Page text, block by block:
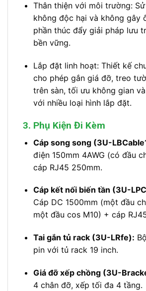
Thân thiện với môi trường:
không độc hại và không gây
phần thúc đẩy giải pháp lưu
bền vững.
Lắp đặt linh hoạt: Thiết kế
cho phép gắn giá đỡ, treo
trên sàn, tối ưu không gian
với nhiều loại hình lắp đặt.
3. Phụ Kiện Đi Kèm
Cáp song song (3U-
điện 150mm 4AWG (có đầu
cáp RJ45 250mm.
Cáp kết nối biến tần (3U-
Cáp DC 1500mm (một đầu
một đầu cos M10) + cáp
Tai gắn tủ rack (3U-LRfe):
pin với tủ rack 19 inch.
Giá đỡ xếp chồng (3U-
4 chân đỡ, xếp tối đa 4 tầng.